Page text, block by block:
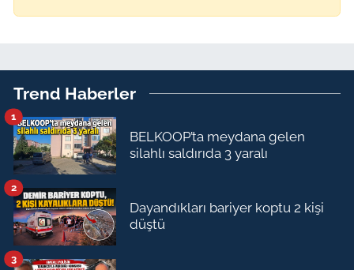
Trend Haberler
BELKOOP’ta meydana gelen
silahlı saldırıda 3 yaralı
1
Dayandıkları bariyer koptu 2 kişi
düştü
2
3